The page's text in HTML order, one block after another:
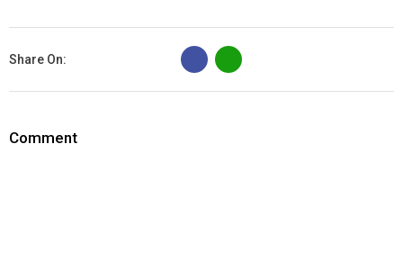
Share On:
B
Comment